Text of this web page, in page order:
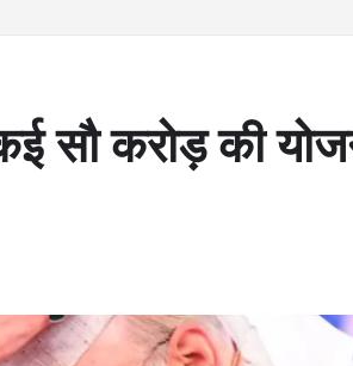
सौ करोड़ की